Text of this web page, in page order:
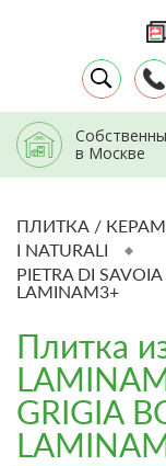
в Москве
ПЛИТКА /
I NATURALI
PIETRA DI
LAMINAM3+
Плитка
GRIGIA